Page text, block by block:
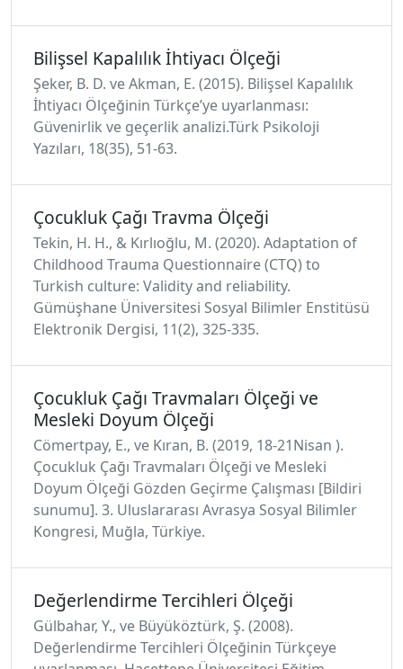
Bilişsel Kapalılık İhtiyacı Ölçeği
Şeker, B. D. ve Akman, E. (2015). Bilişsel Kapalılık
İhtiyacı Ölçeğinin Türkçe’ye uyarlanması:
Güvenirlik ve geçerlik analizi.Türk Psikoloji
Yazıları, 18(35), 51-63.
Çocukluk Çağı Travma Ölçeği
Tekin, H. H., & Kırlıoğlu, M. (2020). Adaptation of
Childhood Trauma Questionnaire (CTQ) to
Turkish culture: Validity and reliability.
Gümüşhane Üniversitesi Sosyal Bilimler Enstitüsü
Elektronik Dergisi, 11(2), 325-335.
Çocukluk Çağı Travmaları Ölçeği ve
Mesleki Doyum Ölçeği
Cömertpay, E., ve Kıran, B. (2019, 18-21Nisan ).
Çocukluk Çağı Travmaları Ölçeği ve Mesleki
Doyum Ölçeği Gözden Geçirme Çalışması [Bildiri
sunumu]. 3. Uluslararası Avrasya Sosyal Bilimler
Kongresi, Muğla, Türkiye.
Değerlendirme Tercihleri Ölçeği
Gülbahar, Y., ve Büyüköztürk, Ş. (2008).
Değerlendirme Tercihleri Ölçeğinin Türkçeye